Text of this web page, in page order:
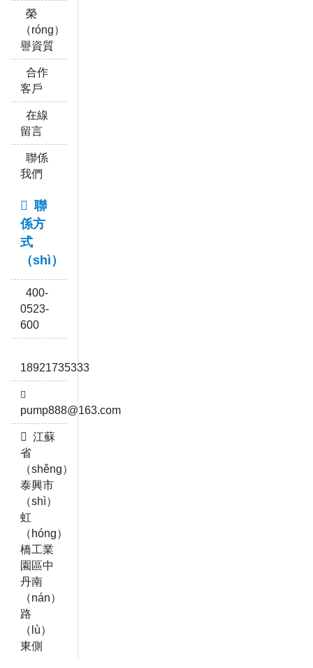
榮
（róng）
譽資質
合作
客戶
在線
留言
聯係
我們
聯
係方
式
（shì）
400-
0523-
600
18921735333
pump888@163.com
江蘇
省
（shěng）
泰興市
（shì）
虹
（hóng）
橋工業
園區中
丹南
（nán）
路
（lù）
東側